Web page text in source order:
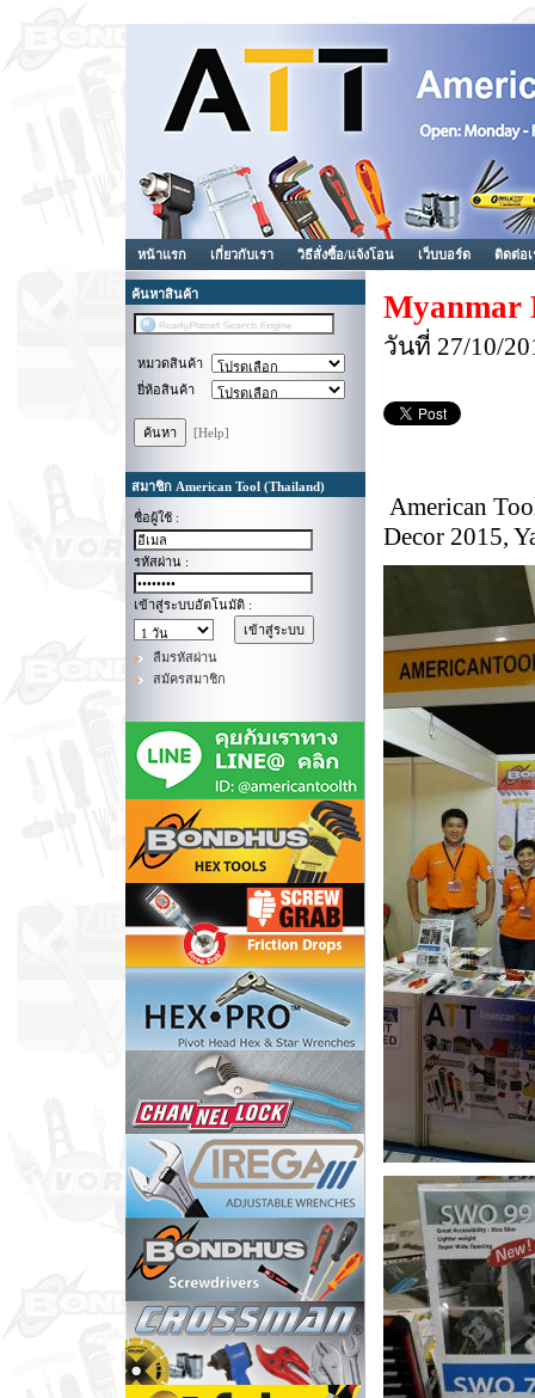
หน้าแรก เกี่ยวกับเรา วิธีสั่งซื้อ/แจ้งโอน เว็บบอร์ด ติดต่อเ
ค้นหาสินค้า
หมวดสินค้า
ยี่ห้อสินค้า
[Help]
สมาชิก American Tool (Thailand)
ชื่อผู้ใช้ :
รหัสผ่าน :
เข้าสู่ระบบอัตโนมัติ :
ลืมรหัสผ่าน
สมัครสมาชิก
Myanmar
วันที่ 27/10/
American
Decor 2015,